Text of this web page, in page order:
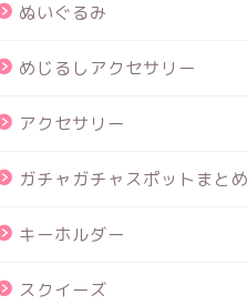
ぬいぐるみ
めじるしアクセサリー
アクセサリー
ガチャガチャスポットまとめ
キーホルダー
スクイーズ